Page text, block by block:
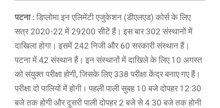
पटना : डिप्लोमा इन एलिमेंटी एजुकेशन (डीएलएड) कोर्स के लिए
सत्र 2020-22 में 29200 सीटें हैं। इस बार 302 संस्थानों में
दाखिला होगा। इसमें 242 निजी और 60 सरकारी संस्थान हैं।
पटना में 42 संस्थान हैं। इन संस्थानों में दाखिले के लिए 10 अगस्त
को संयुक्त परीक्षा होगी, जिसके लिए 338 परीक्षा केंद्र बनाए गए हैं।
परीक्षा दो पालियों में होगी। पहली पाली सुबह 10 बजे दोपहर 12:30
बजे तक होगी और दूसरी पाली दोपहर 2 बजे से 4:30 बजे तक होनी